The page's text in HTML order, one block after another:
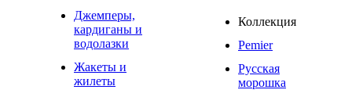
Джемперы,
кардиганы и
водолазки
Жакеты и
жилеты
Коллекция
Pemier
Русская
морошка